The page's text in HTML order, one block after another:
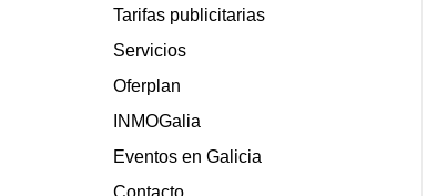
Tarifas publicitarias
Servicios
Oferplan
INMOGalia
Eventos en Galicia
Contacto